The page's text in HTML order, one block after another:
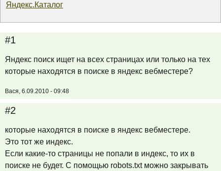
Яндекс.Каталог
#1
Яндекс поиск ищет на всех страницах или только на тех
которые находятся в поиске в яндекс вебместере?
Вася, 6.09.2010 - 09:48
#2
которые находятся в поиске в яндекс вебместере.
Это тот же индекс.
Если какие-то страницы не попали в индекс, то их в
поиске не будет. С помощью robots.txt можно закрывать